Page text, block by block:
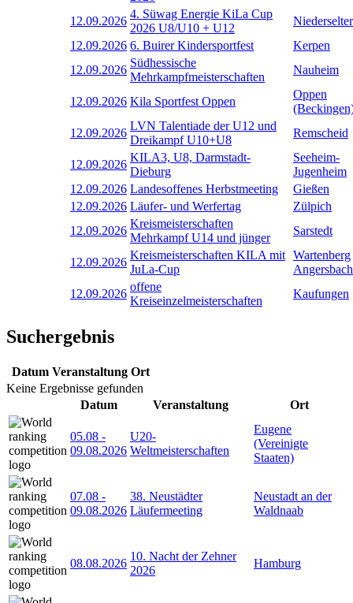
12.09.2026
4. Süwag Energie KiLa Cup
2026 U8/U10 + U12
12.09.2026 6. Buirer Kindersportfest
Kerpen
12.09.2026
Südhessische
Mehrkampfmeisterschaften
Nauheim
12.09.2026 Kila Sportfest Oppen
Oppen
12.09.2026
LVN Talentiade der U12 und
Dreikampf U10+U8
Remscheid
12.09.2026
KILA3, U8, Darmstadt-
Dieburg
Seeheim-
Jugenheim
12.09.2026 Landesoffenes Herbstmeeting
Gießen
12.09.2026 Läufer- und Werfertag
Zülpich
12.09.2026
Kreismeisterschaften
Mehrkampf U14 und jünger
Sarstedt
12.09.2026
Kreismeisterschaften KILA mit
JuLa-Cup
Wartenberg
Angersbach
12.09.2026
offene
Kreiseinzelmeisterschaften
Kaufungen
Suchergebnis
Datum Veranstaltung Ort
Keine Ergebnisse gefunden
Datum
Veranstaltung Ort
05.08 -
09.08.2026
U20-
Weltmeisterschaften
Eugene
(Vereinigte
Staaten)
07.08 -
09.08.2026
38. Neustädter
Läufermeeting
Neustadt an der
Waldnaab
08.08.2026
10. Nacht der Zehner
2026
Hamburg